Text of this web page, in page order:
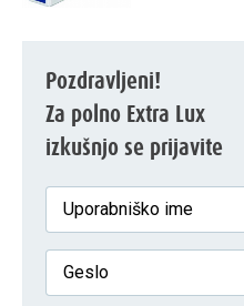
Pozdravljeni!
Za polno Extra Lux
izkušnjo se prijavite